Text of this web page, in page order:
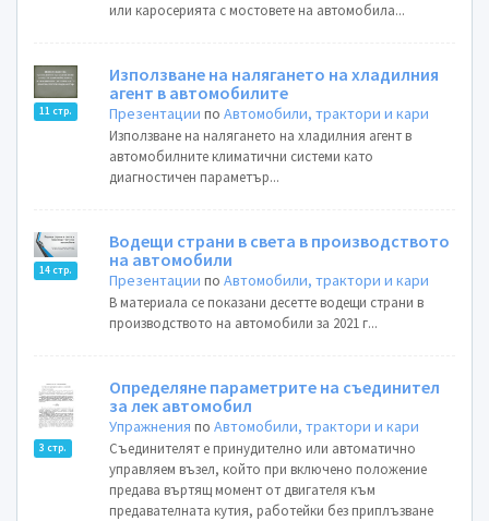
или каросерията с мостовете на автомобила...
11 стр.
Използване на налягането на хладилния
агент в автомобилите
Презентации поАвтомобили, трактори и кари
Използване на налягането на хладилния агент в
автомобилните климатични системи като
диагностичен параметър...
14 стр.
Водещи страни в света в производството
на автомобили
Презентации поАвтомобили, трактори и кари
В материала се показани десетте водещи страни в
производството на автомобили за 2021 г...
3 стр.
Определяне параметрите на съединител
за лек автомобил
Упражнения поАвтомобили, трактори и кари
Съединителят е принудително или автоматично
управляем възел, който при включено положение
предава въртящ момент от двигателя към
предавателната кутия, работейки без приплъзване